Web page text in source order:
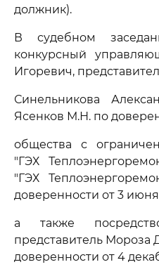
должник).
В судебном
конкурсный
Игоревич,
Синельникова
Ясенков М.Н. по
общества с
"ГЭХ
"ГЭХ
доверенности от 3
а также
представитель Мороза
доверенности от 4